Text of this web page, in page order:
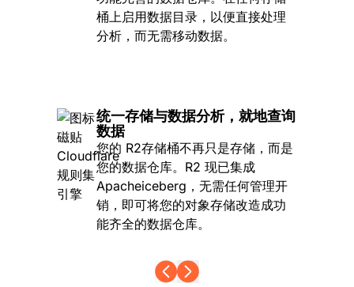
桶上启用数据目录，以便直接处理
分析，而无需移动数据。
统一存储与数据分析，就地查询
数据
您的 R2存储桶不再只是存储，而是
您的数据仓库。R2 现已集成
Apacheiceberg，无需任何管理开
销，即可将您的对象存储改造成功
能齐全的数据仓库。